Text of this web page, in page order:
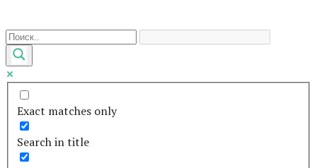
к
контенту
Exact matches only
Search in title